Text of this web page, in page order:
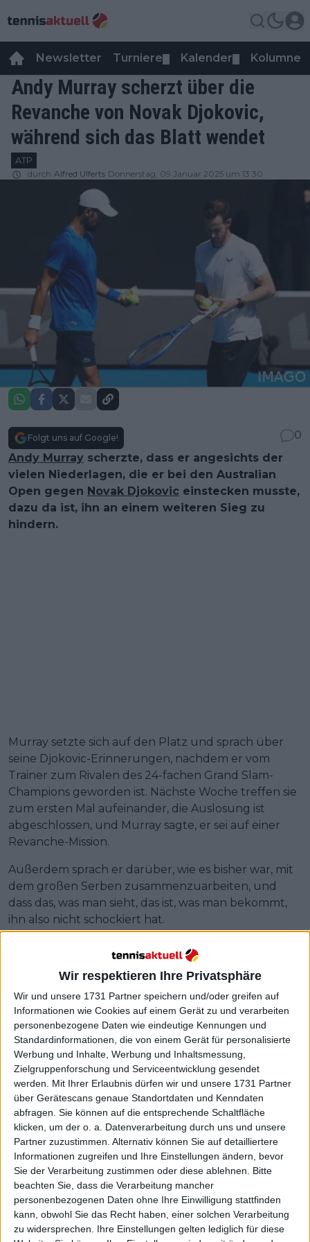
Wir respektieren Ihre Privatsphäre
Wir und unsere 1731 Partner speichern und/oder greifen auf
Informationen wie Cookies auf einem Gerät zu und verarbeiten
personenbezogene Daten wie eindeutige Kennungen und
Standardinformationen, die von einem Gerät für personalisierte
Werbung und Inhalte, Werbung und Inhaltsmessung,
Zielgruppenforschung und Serviceentwicklung gesendet
werden.
Mit Ihrer Erlaubnis dürfen wir und unsere 1731 Partner
über Gerätescans genaue Standortdaten und Kenndaten
abfragen. Sie können auf die entsprechende Schaltfläche
klicken, um der o. a. Datenverarbeitung durch uns und unsere
Partner zuzustimmen. Alternativ können Sie auf detailliertere
Informationen zugreifen und Ihre Einstellungen ändern, bevor
Sie der Verarbeitung zustimmen oder diese ablehnen.
Bitte
beachten Sie, dass die Verarbeitung mancher
personenbezogenen Daten ohne Ihre Einwilligung stattfinden
kann, obwohl Sie das Recht haben, einer solchen Verarbeitung
zu widersprechen. Ihre Einstellungen gelten lediglich für diese
Newsletter Turniere Kalender Kolumnen
Andy Murray scherzt über die
Revanche von Novak Djokovic,
während sich das Blatt wendet
ATP
durch Alfred Ulferts Donnerstag, 09 Januar 2025 um 13:30
Folgt uns auf Google!
0
Andy Murray scherzte, dass er angesichts der
vielen Niederlagen, die er bei den Australian
Open gegen Novak Djokovic einstecken musste,
dazu da ist, ihn an einem weiteren Sieg zu
hindern.
Murray setzte sich auf den Platz und sprach über
seine Djokovic-Erinnerungen, nachdem er vom
Trainer zum Rivalen des 24-fachen Grand Slam-
Champions geworden ist. Nächste Woche treffen sie
zum ersten Mal aufeinander, die Auslosung ist
abgeschlossen, und Murray sagte, er sei auf einer
Revanche-Mission.
Außerdem sprach er darüber, wie es bisher war, mit
dem großen Serben zusammenzuarbeiten, und
dass das, was man sieht, das ist, was man bekommt,
ihn also nicht schockiert hat.
Weiterlesen